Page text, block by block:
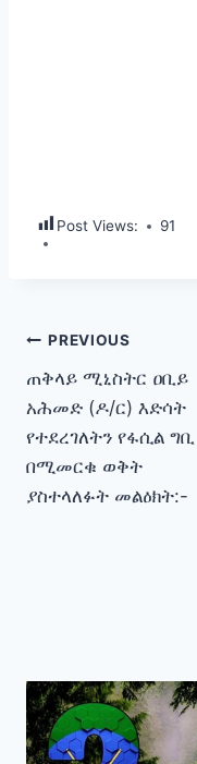
Post Views: 91
Post
navigation
PREVIOUS
ጠቅላይ ሚኒስትር ዐቢይ
አሕመድ (ዶ/ር) እድሳት
የተደረገለትን የፋሲል ግቢ
በሚመርቁ ወቅት
ያስተላለፉት መልዕክት:-